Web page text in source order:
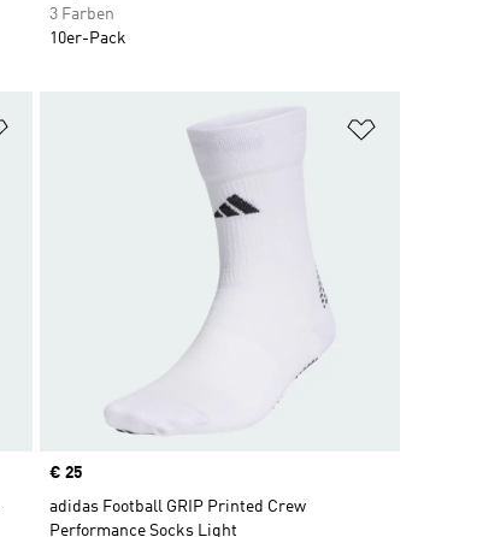
3 Farben
10er-Pack
Zur Wunschliste hinzufügen
Price
€ 25
adidas Football GRIP Printed Crew
Performance Socks Light